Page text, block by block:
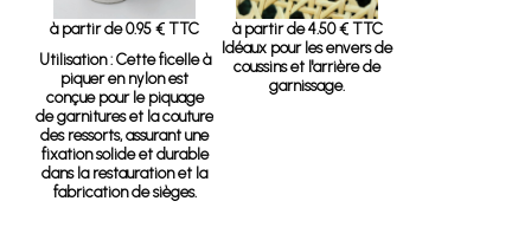
à partir de 0.95 € TTC
Utilisation :Cette ficelle à
piquer en nylon est
conçue pour le piquage
de garnitures et la couture
des ressorts, assurant une
fixation solide et durable
dans la restauration et la
fabrication de sièges.
à partir de 4.50 € TTC
Idéaux pour les envers de
coussins et l'arrière de
garnissage.